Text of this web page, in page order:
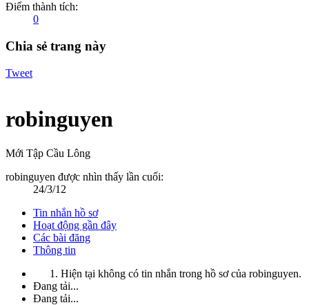
Điểm thành tích:
0
Chia sẻ trang này
Tweet
robinguyen
Mới Tập Cầu Lông
robinguyen được nhìn thấy lần cuối:
24/3/12
Tin nhắn hồ sơ
Hoạt động gần đây
Các bài đăng
Thông tin
Hiện tại không có tin nhắn trong hồ sơ của robinguyen.
Đang tải...
Đang tải...